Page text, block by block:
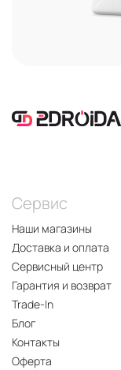
Сервис
Наши магазины
Доставка и оплата
Сервисный центр
Гарантия и возврат
Trade-In
Блог
Контакты
Оферта